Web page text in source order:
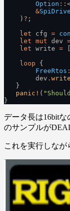
        Option
::
        &
    )
? ;
    let
cfg =
    let mut
dev
    let
write =
    loop
{
        FreeRtos
        dev
. write
   }
   panic!
(
}
データ長は16bitな
のサンプルが
これを実行しなが